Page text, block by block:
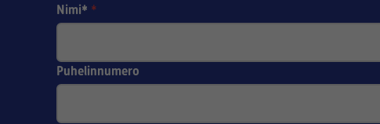
Nimi* *
Puhelinnumero